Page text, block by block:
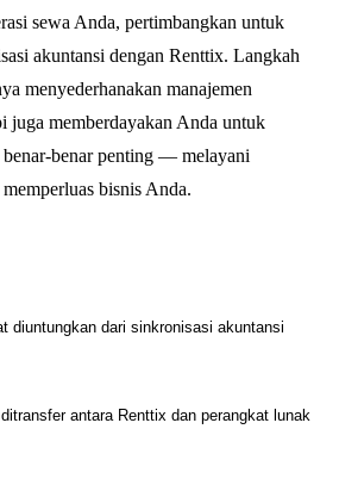
sewa Anda, pertimbangkan untuk
akuntansi dengan Renttix. Langkah
menyederhanakan manajemen
juga memberdayakan Anda untuk
benar-benar penting — melayani
bisnis Anda.
diuntungkan dari sinkronisasi akuntansi
antara Renttix dan perangkat lunak